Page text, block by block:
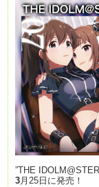
”THE
3月25日に発売！